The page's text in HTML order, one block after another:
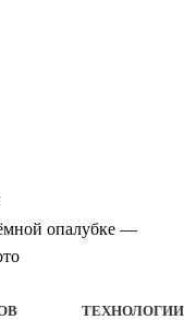
ТЕХНОЛОГИИ